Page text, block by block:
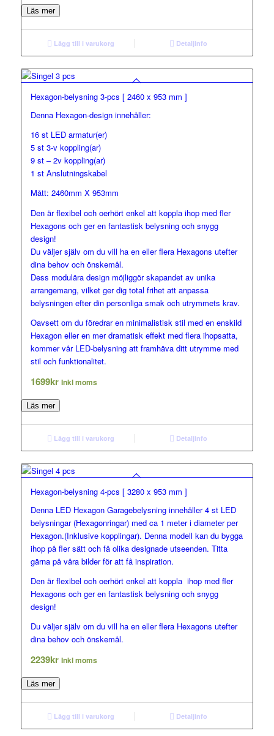
Läs mer
Lägg till i varukorg Detaljinfo
Hexagon-belysning 3-pcs [ 2460 x 953 mm ]
Denna Hexagon-design innehåller:
16 st LED armatur(er)
5 st 3-v koppling(ar)
9 st – 2v koppling(ar)
1 st Anslutningskabel
Mått: 2460mm X 953mm
Den är flexibel och oerhört enkel att koppla ihop med fler
Hexagons och ger en fantastisk belysning och snygg
design!
Du väljer själv om du vill ha en eller flera Hexagons utefter
dina behov och önskemål.
Dess modulära design möjliggör skapandet av unika
arrangemang, vilket ger dig total frihet att anpassa
belysningen efter din personliga smak och utrymmets krav.
Oavsett om du föredrar en minimalistisk stil med en enskild
Hexagon eller en mer dramatisk effekt med flera ihopsatta,
kommer vår LED-belysning att framhäva ditt utrymme med
stil och funktionalitet.
1699kr Inkl moms
Läs mer
Lägg till i varukorg Detaljinfo
Hexagon-belysning 4-pcs [ 3280 x 953 mm ]
Denna LED Hexagon Garagebelysning innehåller 4 st LED
belysningar (Hexagonringar) med ca 1 meter i diameter per
Hexagon.(Inklusive kopplingar). Denna modell kan du bygga
ihop på fler sätt och få olika designade utseenden. Titta
gärna på våra bilder för att få inspiration.
Den är flexibel och oerhört enkel att koppla ihop med fler
Hexagons och ger en fantastisk belysning och snygg
design!
Du väljer själv om du vill ha en eller flera Hexagons utefter
dina behov och önskemål.
2239kr Inkl moms
Läs mer
Lägg till i varukorg Detaljinfo